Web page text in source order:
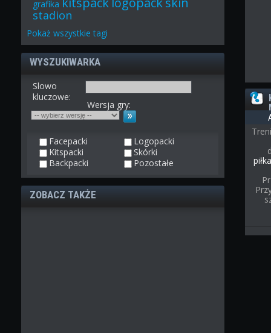
grafika
stadion
Pokażwszystkie tagi
WYSZUKIWARKA
Slowo
kluczowe:
Wersja gry:
Facepacki
Logopacki
Kitspacki
Skórki
Backpacki
Pozostałe
ZOBACZ TAKŻE